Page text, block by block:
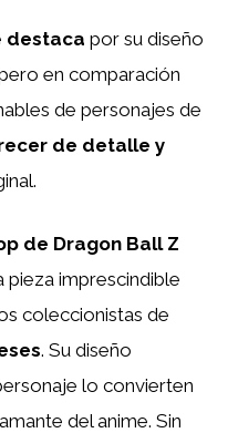
destaca por su diseño
pero en comparación
de personajes de
de detalle y
de Dragon Ball Z
pieza imprescindible
coleccionistas de
. Su diseño
lo convierten
del anime. Sin